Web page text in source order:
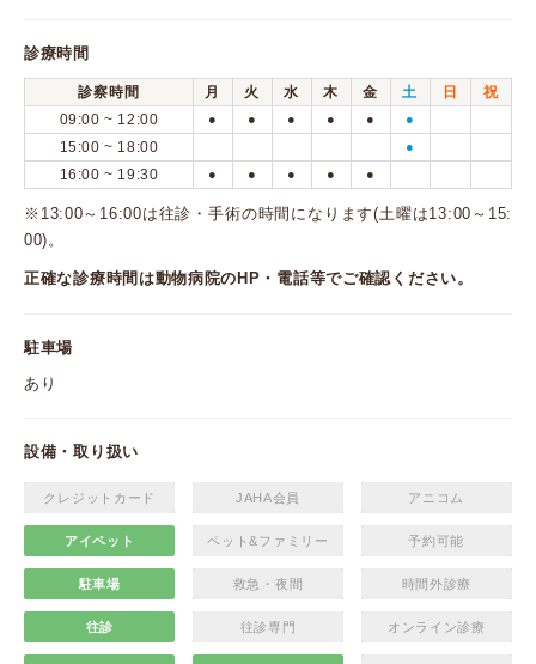
診療時間
診察時間 月 火 水 木 金 土 日
祝
09:00 ~ 12:00
● ● ● ● ● ●
15:00 ~ 18:00 ●
16:00 ~ 19:30 ● ● ● ● ●
※13:00～16:00は往診・手術の時間になります(土曜は13:00～15:
00)。
正確な診療時間は動物病院のHP・電話等でご確認ください。
駐車場
あり
設備・取り扱い
クレジットカード JAHA会員 アニコム
アイペット ペット&ファミリー 予約可能
駐車場 救急・夜間 時間外診療
往診 往診専門 オンライン診療